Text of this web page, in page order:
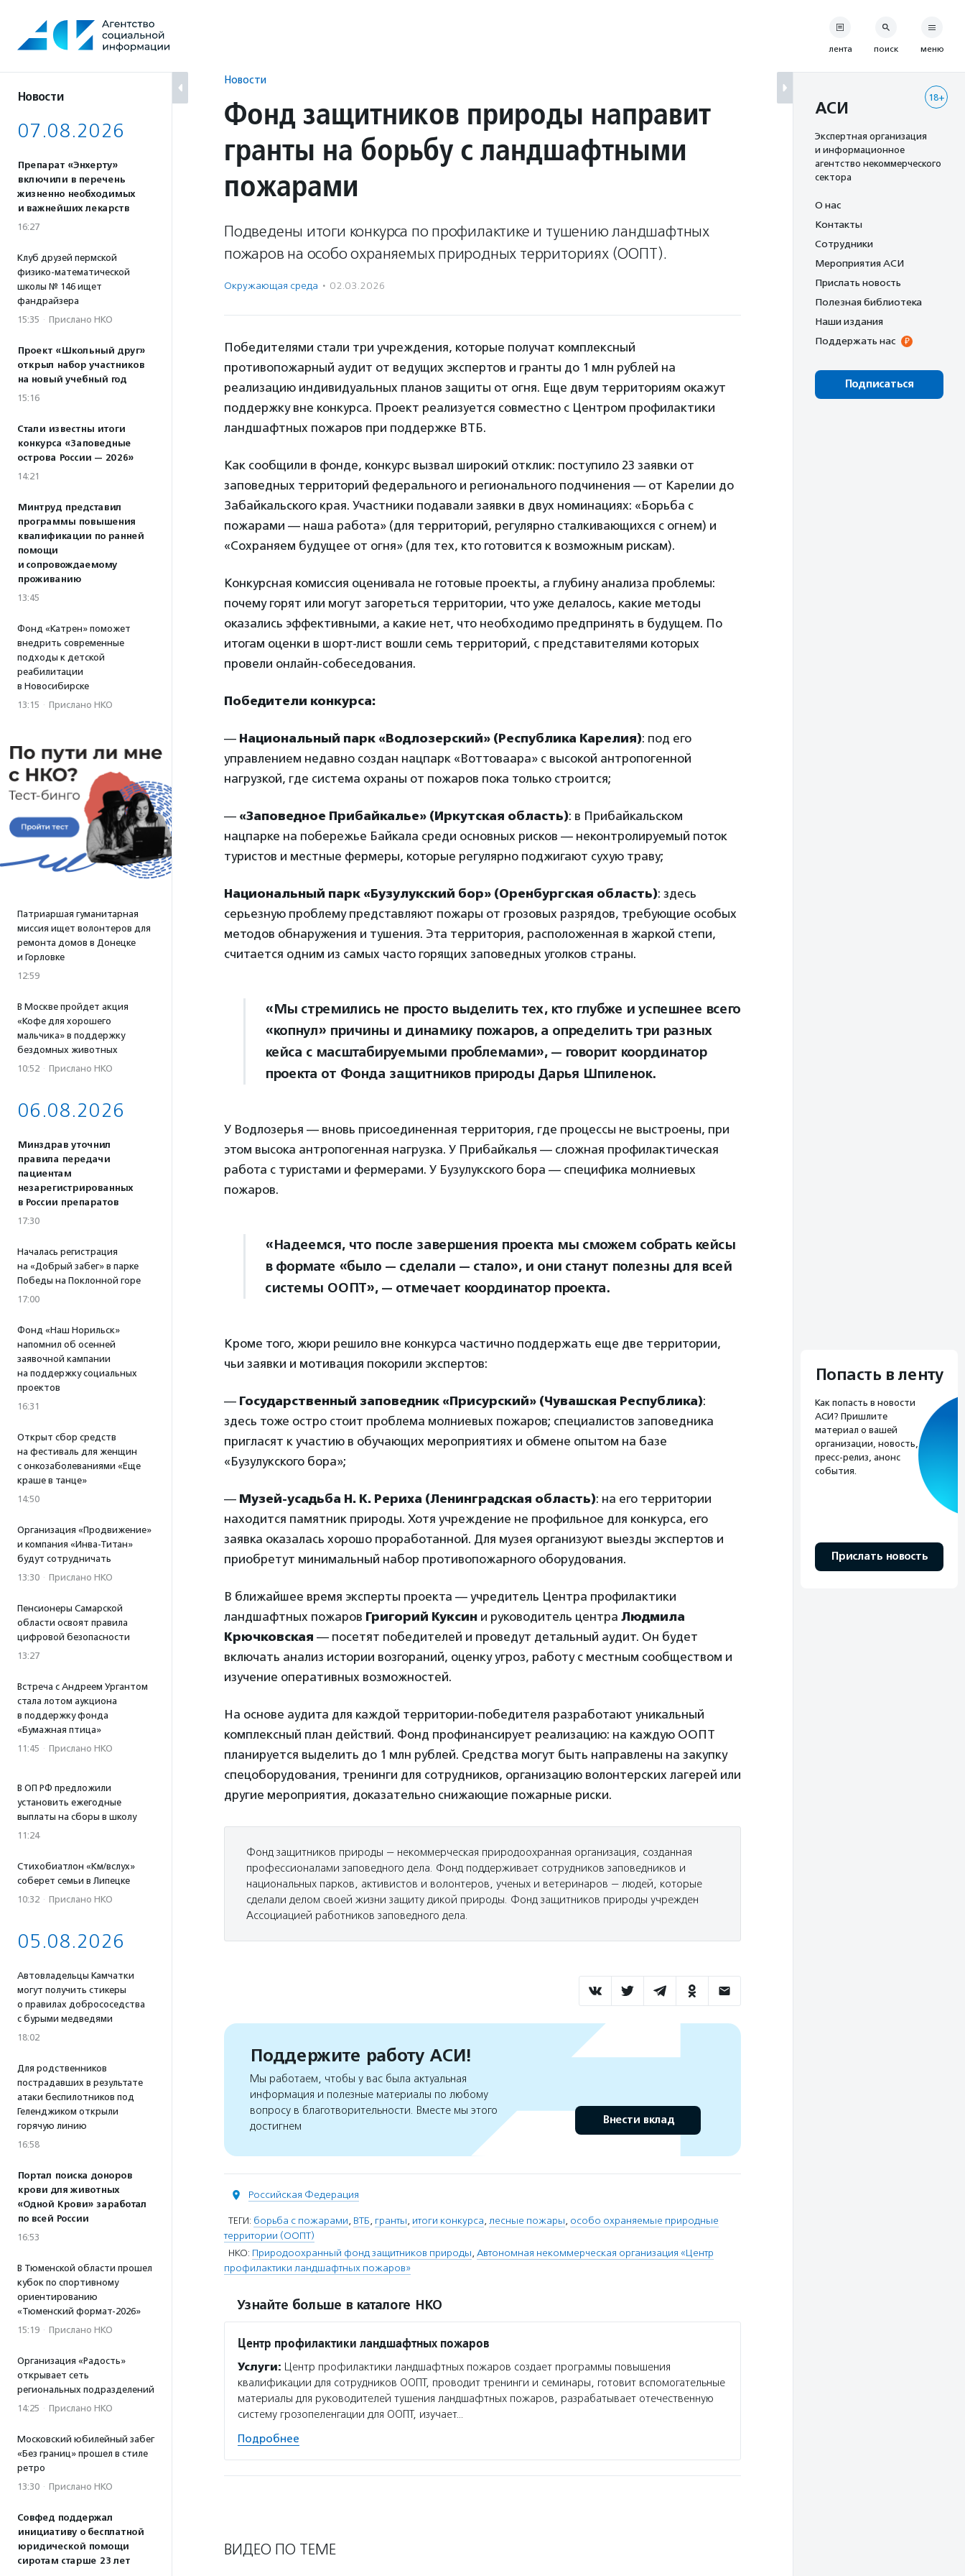
содержанию
Новости
07.08.2026
Препарат «Энхерту»
включили в перечень
жизненно необходимых
и важнейших лекарств
16:27
Клуб друзей пермской
физико-математической
школы № 146 ищет
фандрайзера
15:35 · Прислано НКО
Проект «Школьный друг»
открыл набор участников
на новый учебный год
15:16
Стали известны итоги
конкурса «Заповедные
острова России — 2026»
14:21
Минтруд представил
программы повышения
квалификации по ранней
помощи
и сопровождаемому
проживанию
13:45
Фонд «Катрен» поможет
внедрить современные
подходы к детской
реабилитации
в Новосибирске
13:15 · Прислано НКО
Патриаршая гуманитарная
миссия ищет волонтеров для
ремонта домов в Донецке
и Горловке
12:59
В Москве пройдет акция
«Кофе для хорошего
мальчика» в поддержку
бездомных животных
10:52 · Прислано НКО
06.08.2026
Минздрав уточнил
правила передачи
пациентам
незарегистрированных
в России препаратов
17:30
Началась регистрация
на «Добрый забег» в парке
Победы на Поклонной горе
17:00
Фонд «Наш Норильск»
напомнил об осенней
заявочной кампании
на поддержку социальных
проектов
16:31
Открыт сбор средств
на фестиваль для женщин
с онкозаболеваниями «Еще
краше в танце»
14:50
Организация «Продвижение»
и компания «Инва-Титан»
будут сотрудничать
13:30 · Прислано НКО
Пенсионеры Самарской
области освоят правила
цифровой безопасности
13:27
Встреча с Андреем Ургантом
стала лотом аукциона
в поддержку фонда
«Бумажная птица»
11:45 · Прислано НКО
В ОП РФ предложили
установить ежегодные
выплаты на сборы в школу
11:24
Стихобиатлон «Км/вслух»
соберет семьи в Липецке
10:32 · Прислано НКО
05.08.2026
Автовладельцы Камчатки
могут получить стикеры
о правилах добрососедства
с бурыми медведями
18:02
Для родственников
пострадавших в результате
атаки беспилотников под
Геленджиком открыли
горячую линию
16:58
Портал поиска доноров
крови для животных
«Одной Крови» заработал
по всей России
16:53
В Тюменской области прошел
кубок по спортивному
ориентированию
«Тюменский формат-2026»
15:19 · Прислано НКО
Организация «Радость»
открывает сеть
региональных подразделений
14:25 · Прислано НКО
Московский юбилейный забег
«Без границ» прошел в стиле
ретро
13:30 · Прислано НКО
Совфед поддержал
инициативу о бесплатной
юридической помощи
сиротам старше 23 лет
Новости
Фонд защитников природы направит
гранты на борьбу с ландшафтными
пожарами
Подведены итоги конкурса по профилактике и тушению ландшафтных
пожаров на особо охраняемых природных территориях (ООПТ).
Окружающая среда · 02.03.2026
Победителями стали три учреждения, которые получат комплексный
противопожарный аудит от ведущих экспертов и гранты до 1 млн рублей на
реализацию индивидуальных планов защиты от огня. Еще двум территориям окажут
поддержку вне конкурса. Проект реализуется совместно с Центром профилактики
ландшафтных пожаров при поддержке ВТБ.
Как сообщили в фонде, конкурс вызвал широкий отклик: поступило 23 заявки от
заповедных территорий федерального и регионального подчинения — от Карелии до
Забайкальского края. Участники подавали заявки в двух номинациях: «Борьба с
пожарами — наша работа» (для территорий, регулярно сталкивающихся с огнем) и
«Сохраняем будущее от огня» (для тех, кто готовится к возможным рискам).
Конкурсная комиссия оценивала не готовые проекты, а глубину анализа проблемы:
почему горят или могут загореться территории, что уже делалось, какие методы
оказались эффективными, а какие нет, что необходимо предпринять в будущем. По
итогам оценки в шорт-лист вошли семь территорий, с представителями которых
провели онлайн-собеседования.
Победители конкурса:
— Национальный парк «Водлозерский» (Республика Карелия): под его
управлением недавно создан нацпарк «Воттоваара» с высокой антропогенной
нагрузкой, где система охраны от пожаров пока только строится;
— «Заповедное Прибайкалье» (Иркутская область): в Прибайкальском
нацпарке на побережье Байкала среди основных рисков — неконтролируемый поток
туристов и местные фермеры, которые регулярно поджигают сухую траву;
Национальный парк «Бузулукский бор» (Оренбургская область): здесь
серьезную проблему представляют пожары от грозовых разрядов, требующие особых
методов обнаружения и тушения. Эта территория, расположенная в жаркой степи,
считается одним из самых часто горящих заповедных уголков страны.
«Мы стремились не просто выделить тех, кто глубже и успешнее всего
«копнул» причины и динамику пожаров, а определить три разных
кейса с масштабируемыми проблемами», — говорит координатор
проекта от Фонда защитников природы Дарья Шпиленок.
У Водлозерья — вновь присоединенная территория, где процессы не выстроены, при
этом высока антропогенная нагрузка. У Прибайкалья — сложная профилактическая
работа с туристами и фермерами. У Бузулукского бора — специфика молниевых
пожаров.
«Надеемся, что после завершения проекта мы сможем собрать кейсы
в формате «было — сделали — стало», и они станут полезны для всей
системы ООПТ», — отмечает координатор проекта.
Кроме того, жюри решило вне конкурса частично поддержать еще две территории,
чьи заявки и мотивация покорили экспертов:
— Государственный заповедник «Присурский» (Чувашская Республика):
здесь тоже остро стоит проблема молниевых пожаров; специалистов заповедника
пригласят к участию в обучающих мероприятиях и обмене опытом на базе
«Бузулукского бора»;
— Музей-усадьба Н. К. Рериха (Ленинградская область): на его территории
находится памятник природы. Хотя учреждение не профильное для конкурса, его
заявка оказалась хорошо проработанной. Для музея организуют выезды экспертов и
приобретут минимальный набор противопожарного оборудования.
В ближайшее время эксперты проекта — учредитель Центра профилактики
ландшафтных пожаров Григорий Куксин и руководитель центра Людмила
Крючковская — посетят победителей и проведут детальный аудит. Он будет
включать анализ истории возгораний, оценку угроз, работу с местным сообществом и
изучение оперативных возможностей.
На основе аудита для каждой территории-победителя разработают уникальный
комплексный план действий. Фонд профинансирует реализацию: на каждую ООПТ
планируется выделить до 1 млн рублей. Средства могут быть направлены на закупку
спецоборудования, тренинги для сотрудников, организацию волонтерских лагерей или
другие мероприятия, доказательно снижающие пожарные риски.
Фонд защитников природы — некоммерческая природоохранная организация, созданная
профессионалами заповедного дела. Фонд поддерживает сотрудников заповедников и
национальных парков, активистов и волонтеров, ученых и ветеринаров — людей, которые
сделали делом своей жизни защиту дикой природы. Фонд защитников природы учрежден
Ассоциацией работников заповедного дела.
Поддержите работу АСИ!
Мы работаем, чтобы у вас была актуальная
информация и полезные материалы по любому
вопросу в благотворительности. Вместе мы этого
достигнем
Внести вклад
Российская Федерация
ТЕГИ: борьба с пожарами, ВТБ, гранты, итоги конкурса, лесные пожары, особо охраняемые природные
территории (ООПТ)
НКО: Природоохранный фонд защитников природы, Автономная некоммерческая организация «Центр
профилактики ландшафтных пожаров»
Узнайте больше в каталоге НКО
Центр профилактики ландшафтных пожаров
Услуги: Центр профилактики ландшафтных пожаров создает программы повышения
квалификации для сотрудников ООПТ, проводит тренинги и семинары, готовит вспомогательные
материалы для руководителей тушения ландшафтных пожаров, разрабатывает отечественную
систему грозопеленгации для ООПТ, изучает…
Подробнее
ВИДЕО ПО ТЕМЕ
лента поиск меню
18+
АСИ
Экспертная организация
и информационное
агентство некоммерческого
сектора
О нас
Контакты
Сотрудники
Мероприятия АСИ
Прислать новость
Полезная библиотека
Наши издания
Поддержать нас
Подписаться
Попасть в ленту
Как попасть в новости
АСИ? Пришлите
материал о вашей
организации, новость,
пресс-релиз, анонс
события.
Прислать новость